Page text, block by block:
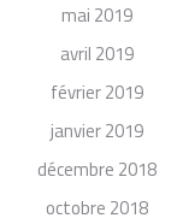
mai 2019
avril 2019
février 2019
janvier 2019
décembre 2018
octobre 2018